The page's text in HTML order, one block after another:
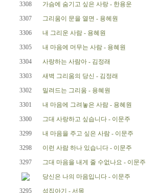
3308
가슴에 숨기고 싶은 사랑 - 한용운
3307
그리움이 문을 열면 - 용헤원
3306
내 그리운 사람 - 용혜원
3305
내 마음에 머무는 사람 - 용혜원
3304
사랑하는 사람아 - 김정래
3303
새벽 그리움의 당신 - 김정래
3302
밀려드는 그리움 - 용혜원
3301
내 마음에 그려놓은 사람 - 용혜원
3300
그대 사랑하고 싶습니다 - 이문주
3299
내 마음을 주고 싶은 사람 - 이문주
3298
이런 사람 하나 있습니다 - 이문주
3297
그대 마음을 내게 줄 수없나요 - 이문주
당신은 나의 마음입니다 - 이문주
3295
섬집아기 - 서목